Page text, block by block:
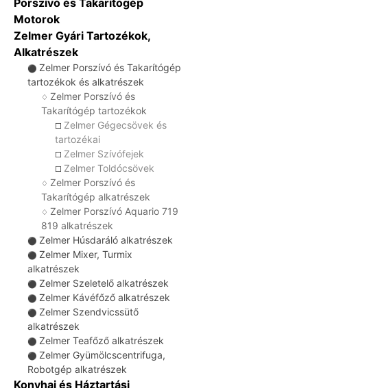
Porszívó és Takarítógép
Motorok
Zelmer Gyári Tartozékok,
Alkatrészek
⚫ Zelmer Porszívó és Takarítógép
tartozékok és alkatrészek
♢ Zelmer Porszívó és
Takarítógép tartozékok
☐ Zelmer Gégecsövek és
tartozékai
☐ Zelmer Szívófejek
☐ Zelmer Toldócsövek
♢ Zelmer Porszívó és
Takarítógép alkatrészek
♢ Zelmer Porszívó Aquario 719
819 alkatrészek
⚫ Zelmer Húsdaráló alkatrészek
⚫ Zelmer Mixer, Turmix
alkatrészek
⚫ Zelmer Szeletelő alkatrészek
⚫ Zelmer Kávéfőző alkatrészek
⚫ Zelmer Szendvicssütő
alkatrészek
⚫ Zelmer Teafőző alkatrészek
⚫ Zelmer Gyümölcscentrifuga,
Robotgép alkatrészek
Konyhai és Háztartási